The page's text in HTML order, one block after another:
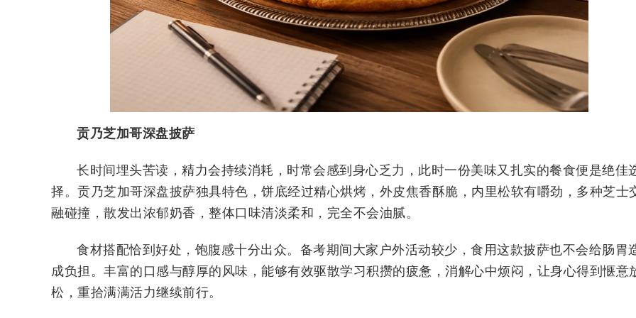
贡乃芝加哥深盘披萨
长时间埋头苦读，精力会持续消耗，时常会感到身心乏力，此时一份美味又扎实的餐食便是绝佳
择。贡乃芝加哥深盘披萨独具特色，饼底经过精心烘烤，外皮焦香酥脆，内里松软有嚼劲，多种芝士
融碰撞，散发出浓郁奶香，整体口味清淡柔和，完全不会油腻。
食材搭配恰到好处，饱腹感十分出众。备考期间大家户外活动较少，食用这款披萨也不会给肠胃
成负担。丰富的口感与醇厚的风味，能够有效驱散学习积攒的疲惫，消解心中烦闷，让身心得到惬意
松，重拾满满活力继续前行。